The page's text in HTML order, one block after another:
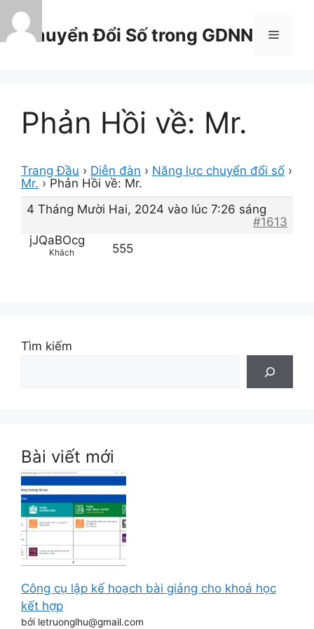
Chuyển
đến
nội
Chuyển Đổi Số trong GDNN Menu
Phản Hồi về: Mr.
Trang Đầu › Diễn đàn › Năng lực chuyển đổi số ›
Mr. › Phản Hồi về: Mr.
4 Tháng Mười Hai, 2024 vào lúc 7:26 sáng
#1613
jJQaBOcg
Khách 555
Tìm kiếm
Bài viết mới
Công cụ lập kế hoạch bài giảng cho khoá học
kết hợp
bởi letruonglhu@gmail.com